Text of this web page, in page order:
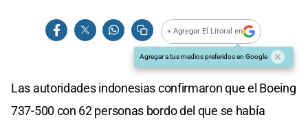
+ Agregar El Litoral en
Agregar a tus medios preferidos en Google
Las autoridades indonesias confirmaron que el Boeing
737-500 con 62 personas bordo del que se había